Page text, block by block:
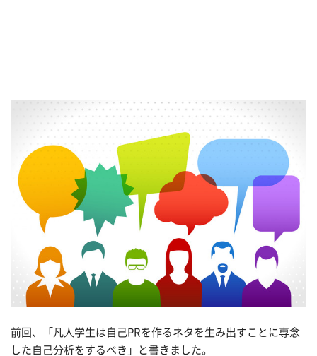
前回、「凡人学生は自己PRを作るネタを生み出すことに専念
した自己分析をするべき」と書きました。